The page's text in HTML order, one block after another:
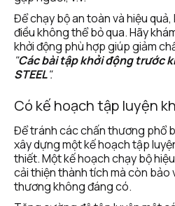
Để chạy bộ an toàn và hiệu
điều không thể bỏ qua. Hãy
"Các bài tập khởi động trước
STEEL".
Có kế hoạch tập luyện
Để tránh các chấn thương phổ
xây dựng một kế hoạch tập
thiết. Một kế hoạch chạy bộ
cải thiện thành tích mà còn bảo
thương không đáng có.